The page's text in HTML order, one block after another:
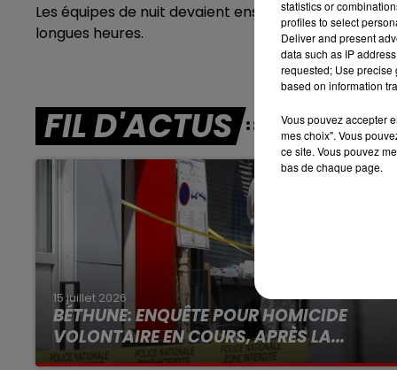
8h00 - 10h00
RDL WEEK-END
Les équipes de nuit devaient ensuite remettre en
longues heures.
FIL D'ACTUS
15 juillet 2026
BÉTHUNE: ENQUÊTE POUR HOMICIDE
VOLONTAIRE EN COURS, APRÈS LA...
Selon les premiers éléments, le logement
statistics or
profiles to select
Deliver and present
data such as IP
requested; Use precise
based on information
Vous pouvez accepter
mes choix". Vous
ce site. Vous pouvez
bas de chaque page.